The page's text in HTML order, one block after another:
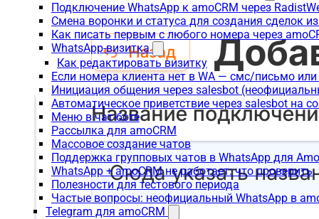
Подключение WhatsApp к amoCRM через
Смена воронки и статуса для создания сделок
Как писать первым с любого номера через
WhatsApp-визитка
Как редактировать визитку
Если номера клиента нет в WA — смс/письмо
Инициация общения через salesbot
Автоматическое приветствие через salesbot на
Меню в чат-боте
Рассылка для amoCRM
Массовое создание чатов
Поддержка групповых чатов в WhatsApp для
WhatsApp + amoCRM не работает: что проверить
Полезности для тестового периода
Частые вопросы: неофициальный WhatsApp в
Telegram для amoCRM